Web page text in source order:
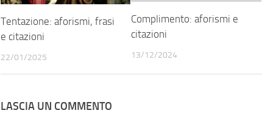
Tentazione: aforismi, frasi
e citazioni
22/01/2025
Complimento: aforismi e
citazioni
13/12/2024
LASCIA UN COMMENTO